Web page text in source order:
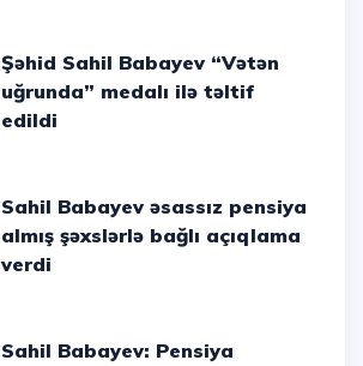
Şəhid Sahil Babayev “Vətən
uğrunda” medalı ilə təltif
edildi
Sahil Babayev əsassız pensiya
almış şəxslərlə bağlı açıqlama
verdi
Sahil Babayev: Pensiya